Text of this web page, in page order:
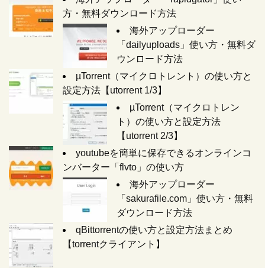
方・無料ダウンロード方法
海外アップローダー
「dailyuploads」使い方・無料ダ
ウンロード方法
µTorrent（マイクロトレント）の使い方と
設定方法【utorrent 1/3】
µTorrent（マイクロトレン
ト）の使い方と設定方法
【utorrent 2/3】
youtubeを簡単に保存できるオンラインコ
ンバーター「flvto」の使い方
海外アップローダー
「sakurafile.com」使い方・無料
ダウンロード方法
qBittorrentの使い方と設定方法まとめ
【torrentクライアント】